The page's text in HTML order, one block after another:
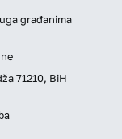
građanima
71210, BiH